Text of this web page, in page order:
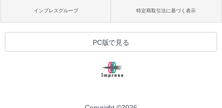
インプレスグループ 特定商取引法に基づく表示
PC版で見る